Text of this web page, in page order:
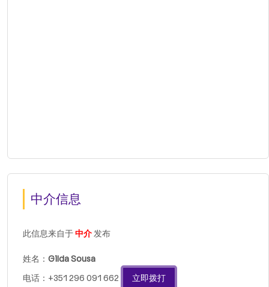
中介信息
此信息来自于中介发布
姓名： Gilda Sousa
电话：+351 296 091 662
立即拨打